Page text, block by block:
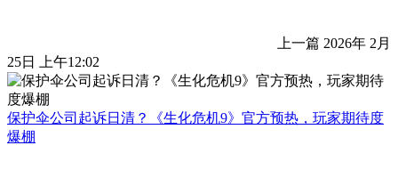
上一篇 2026年 2月
25日 上午12:02
保护伞公司起诉日清？《生化危机9》官方预热，玩家期待度
爆棚